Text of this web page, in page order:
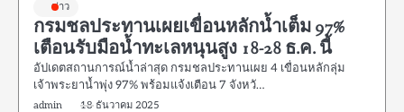
ข่าว
กรมชลประทานเผยเขื่อนหลักน้ำเต็ม 97%
เตือนรับมือน้ำทะเลหนุนสูง 18-28 ธ.ค. นี้
อัปเดตสถานการณ์น้ำล่าสุด กรมชลประทานเผย 4 เขื่อนหลักลุ่ม
เจ้าพระยาน้ำพุ่ง 97% พร้อมแจ้งเตือน 7 จังหวั…
admin 18 ธันวาคม 2025